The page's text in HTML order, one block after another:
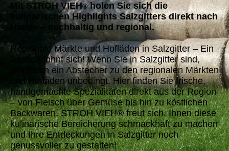
Mit STROH VIEH®holen Sie sich die
kulinarischen Highlights Salzgitters direkt nach
Hause – nachhaltig und regional.
Regionale Märkte und Hofläden in Salzgitter – Ein
Besuch lohnt sich! Wenn Sie in Salzgitter sind,
lohnt sich ein Abstecher zu den regionalen Märkten
und Hofläden unbedingt. Hier finden Sie frische,
handgemachte Spezialitäten direkt aus der Region
– von Fleisch über Gemüse bis hin zu köstlichen
Backwaren. STROH VIEH® freut sich, Ihnen diese
kulinarische Bereicherung schmackhaft zu machen
und Ihre Entdeckungen in Salzgitter noch
genussvoller zu gestalten!